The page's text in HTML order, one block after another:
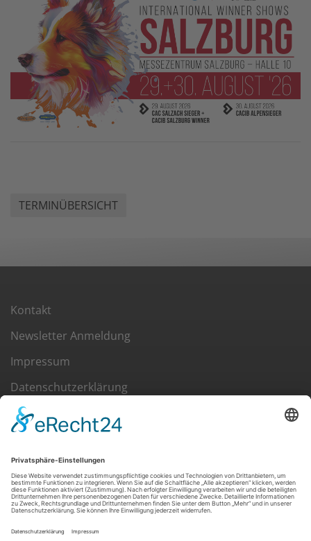
TERMINÜBERSICHT
Kontakt
Newsletter Anmeldung
Impressum
Datenschutzerklärung
Cookie-Einstellungen
ÖSTERREICHISCHER KYNOLOGENVERBAND
Eingetragener Verein in Österreich